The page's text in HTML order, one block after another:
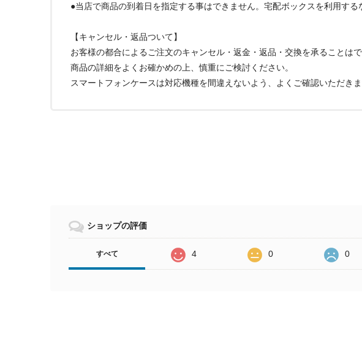
●当店で商品の到着日を指定する事はできません。宅配ボックスを利用する
【キャンセル・返品ついて】
お客様の都合によるご注文のキャンセル・返金・返品・交換を承ることはで
商品の詳細をよくお確かめの上、慎重にご検討ください。
スマートフォンケースは対応機種を間違えないよう、よくご確認いただき
ショップの評価
すべて 4 0 0